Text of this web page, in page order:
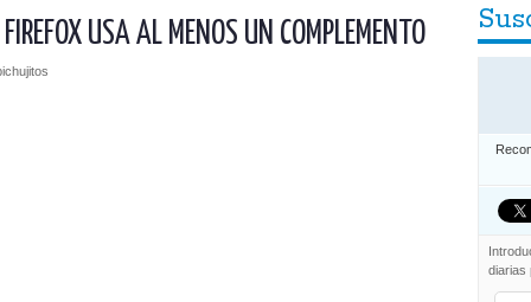
USA AL MENOS UN COMPLEMENTO
diarias